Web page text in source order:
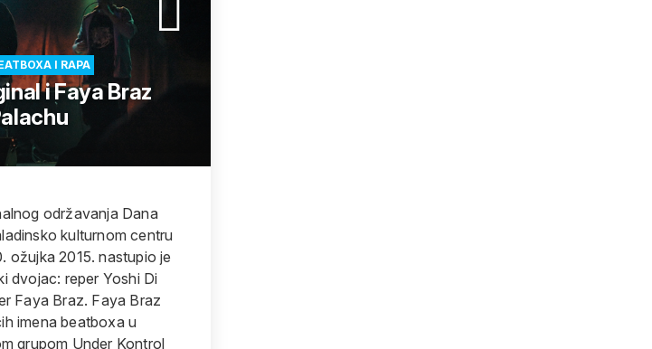
I RAPA
i Faya Braz
održavanja Dana
kulturnom centru
ožujka 2015. nastupio je
dvojac: reper Yoshi Di
Faya Braz. Faya Braz
imena beatboxa u
grupom Under Kontrol